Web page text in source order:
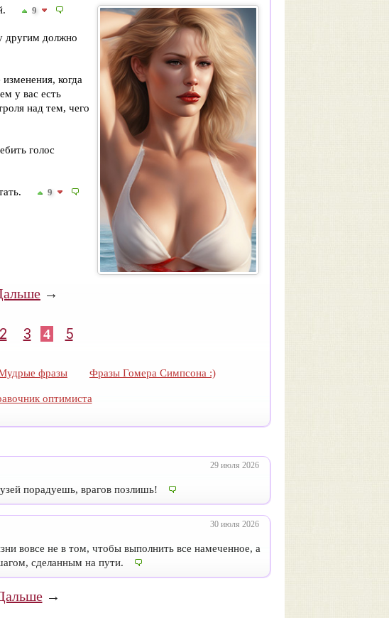
9
другим должно
когда
у вас есть
над тем, чего
голос
9
→
2 3 4 5
фразы Фразы Гомера Симпсона :)
оптимиста
29 июля 2026
порадуешь, врагов позлишь!
30 июля 2026
вовсе не в том, чтобы выполнить все намеченное, а
сделанным на пути.
→